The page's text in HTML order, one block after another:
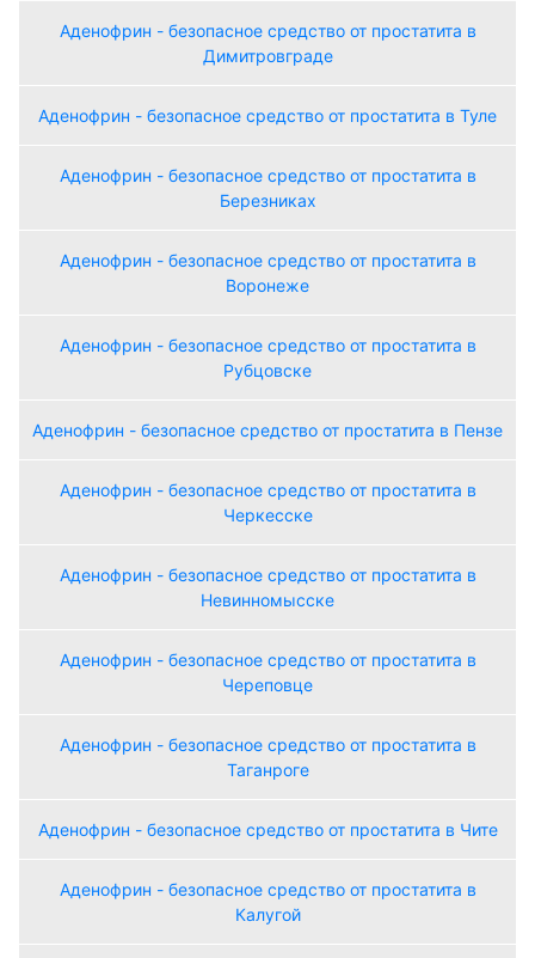
Аденофрин - безопасное средство от простатита в
Димитровграде
Аденофрин - безопасное средство от простатита в Туле
Аденофрин - безопасное средство от простатита в
Березниках
Аденофрин - безопасное средство от простатита в
Воронеже
Аденофрин - безопасное средство от простатита в
Рубцовске
Аденофрин - безопасное средство от простатита в Пензе
Аденофрин - безопасное средство от простатита в
Черкесске
Аденофрин - безопасное средство от простатита в
Невинномысске
Аденофрин - безопасное средство от простатита в
Череповце
Аденофрин - безопасное средство от простатита в
Таганроге
Аденофрин - безопасное средство от простатита в Чите
Аденофрин - безопасное средство от простатита в
Калугой